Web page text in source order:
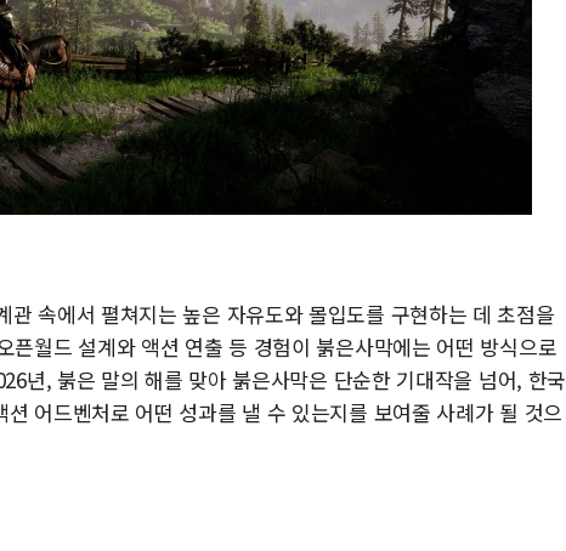
속에서 펼쳐지는 높은 자유도와 몰입도를 구현하는 데 초점을
픈월드 설계와 액션 연출 등 경험이 붉은사막에는 어떤 방식으로
년, 붉은 말의 해를 맞아 붉은사막은 단순한 기대작을 넘어, 한국
어드벤처로 어떤 성과를 낼 수 있는지를 보여줄 사례가 될 것으